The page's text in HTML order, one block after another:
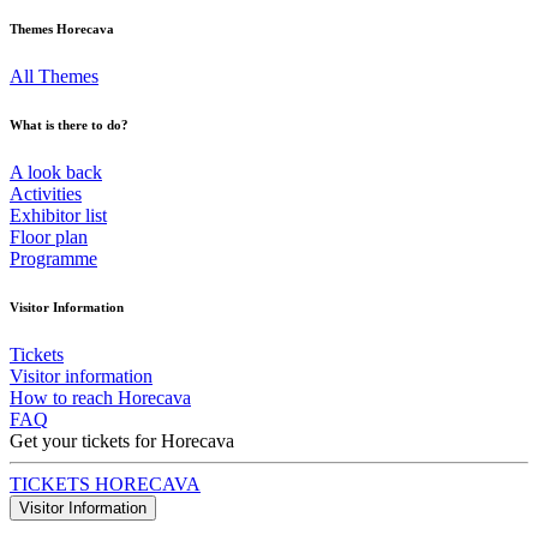
Themes Horecava
All Themes
What is there to do?
A look back
Activities
Exhibitor list
Floor plan
Programme
Visitor Information
Tickets
Visitor information
How to reach Horecava
FAQ
Get your tickets for Horecava
TICKETS HORECAVA
Visitor Information